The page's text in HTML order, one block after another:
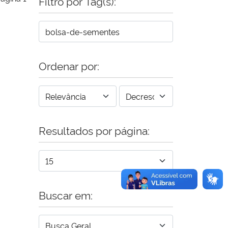
Ordenar por:
Resultados por página:
Buscar em: